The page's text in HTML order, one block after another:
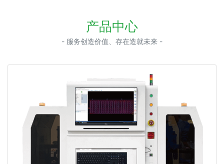
产品中心
- 服务创造价值、存在造就未来 -